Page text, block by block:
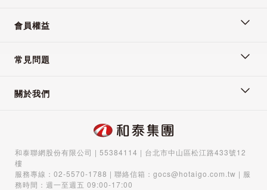
會員權益
常見問題
關於我們
和泰聯網股份有限公司 | 55384114 | 台北市中山區松江路433號12
樓
服務專線： 02-5570-1788 | 聯絡信箱： gocs@hotaigo.com.tw | 服
務時間：週一至週五 09:00-17:00